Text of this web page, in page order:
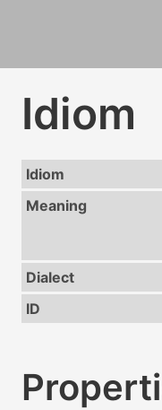
Idiom
Idiom
Meaning
Dialect
ID